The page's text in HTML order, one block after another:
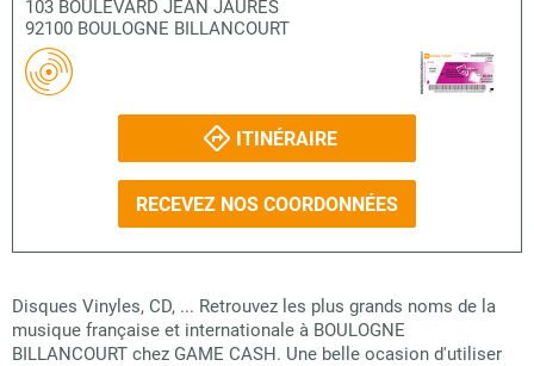
103 BOULEVARD JEAN JAURES
92100 BOULOGNE BILLANCOURT
ITINÉRAIRE
RECEVEZ NOS COORDONNÉES
Disques Vinyles, CD, ... Retrouvez les plus grands noms de la
musique française et internationale à BOULOGNE
BILLANCOURT chez GAME CASH. Une belle ocasion d'utiliser